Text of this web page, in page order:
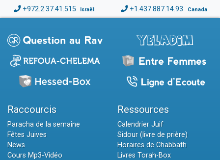
+972.2.37.41.515 Israël +1.437.887.14.93 Canada
Raccourcis
Paracha de la semaine
Fêtes Juives
News
Cours Mp3-Vidéo
Ressources
Calendrier Juif
Sidour (livre de prière)
Horaires de Chabbath
Livres Torah-Box